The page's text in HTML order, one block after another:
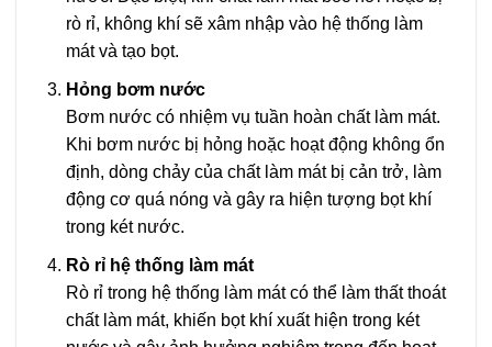
rò rỉ, không khí sẽ xâm nhập vào hệ thống làm
mát và tạo bọt.
Hỏng bơm nước
Bơm nước có nhiệm vụ tuần hoàn chất làm mát.
Khi bơm nước bị hỏng hoặc hoạt động không ổn
định, dòng chảy của chất làm mát bị cản trở, làm
động cơ quá nóng và gây ra hiện tượng bọt khí
trong két nước.
Rò rỉ hệ thống làm mát
Rò rỉ trong hệ thống làm mát có thể làm thất thoát
chất làm mát, khiến bọt khí xuất hiện trong két